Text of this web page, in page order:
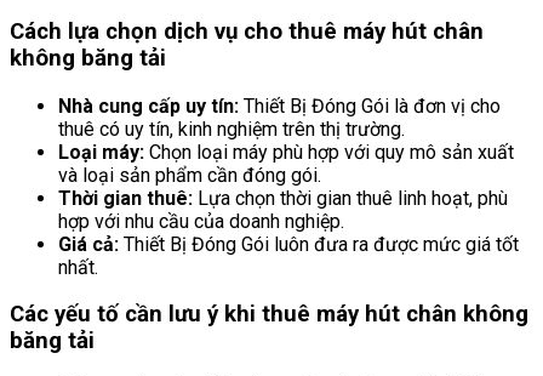
Cách lựa chọn dịch vụ cho thuê máy hút chân
không băng tải
Nhà cung cấp uy tín: Thiết Bị Đóng Gói là đơn vị cho
thuê có uy tín, kinh nghiệm trên thị trường.
Loại máy: Chọn loại máy phù hợp với quy mô sản xuất
và loại sản phẩm cần đóng gói.
Thời gian thuê: Lựa chọn thời gian thuê linh hoạt, phù
hợp với nhu cầu của doanh nghiệp.
Giá cả: Thiết Bị Đóng Gói luôn đưa ra được mức giá tốt
nhất.
Các yếu tố cần lưu ý khi thuê máy hút chân không
băng tải